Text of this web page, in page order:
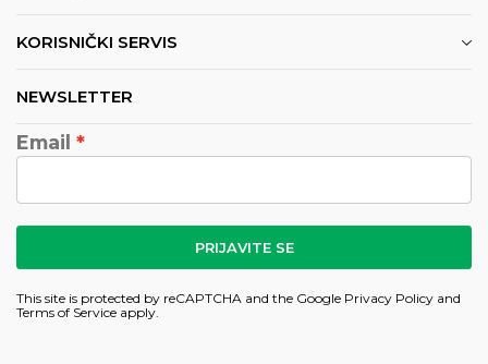
KORISNIČKI SERVIS
NEWSLETTER
Email
PRIJAVITE SE
This site is protected by reCAPTCHA and the Google Privacy Policy and
Terms of Service apply.